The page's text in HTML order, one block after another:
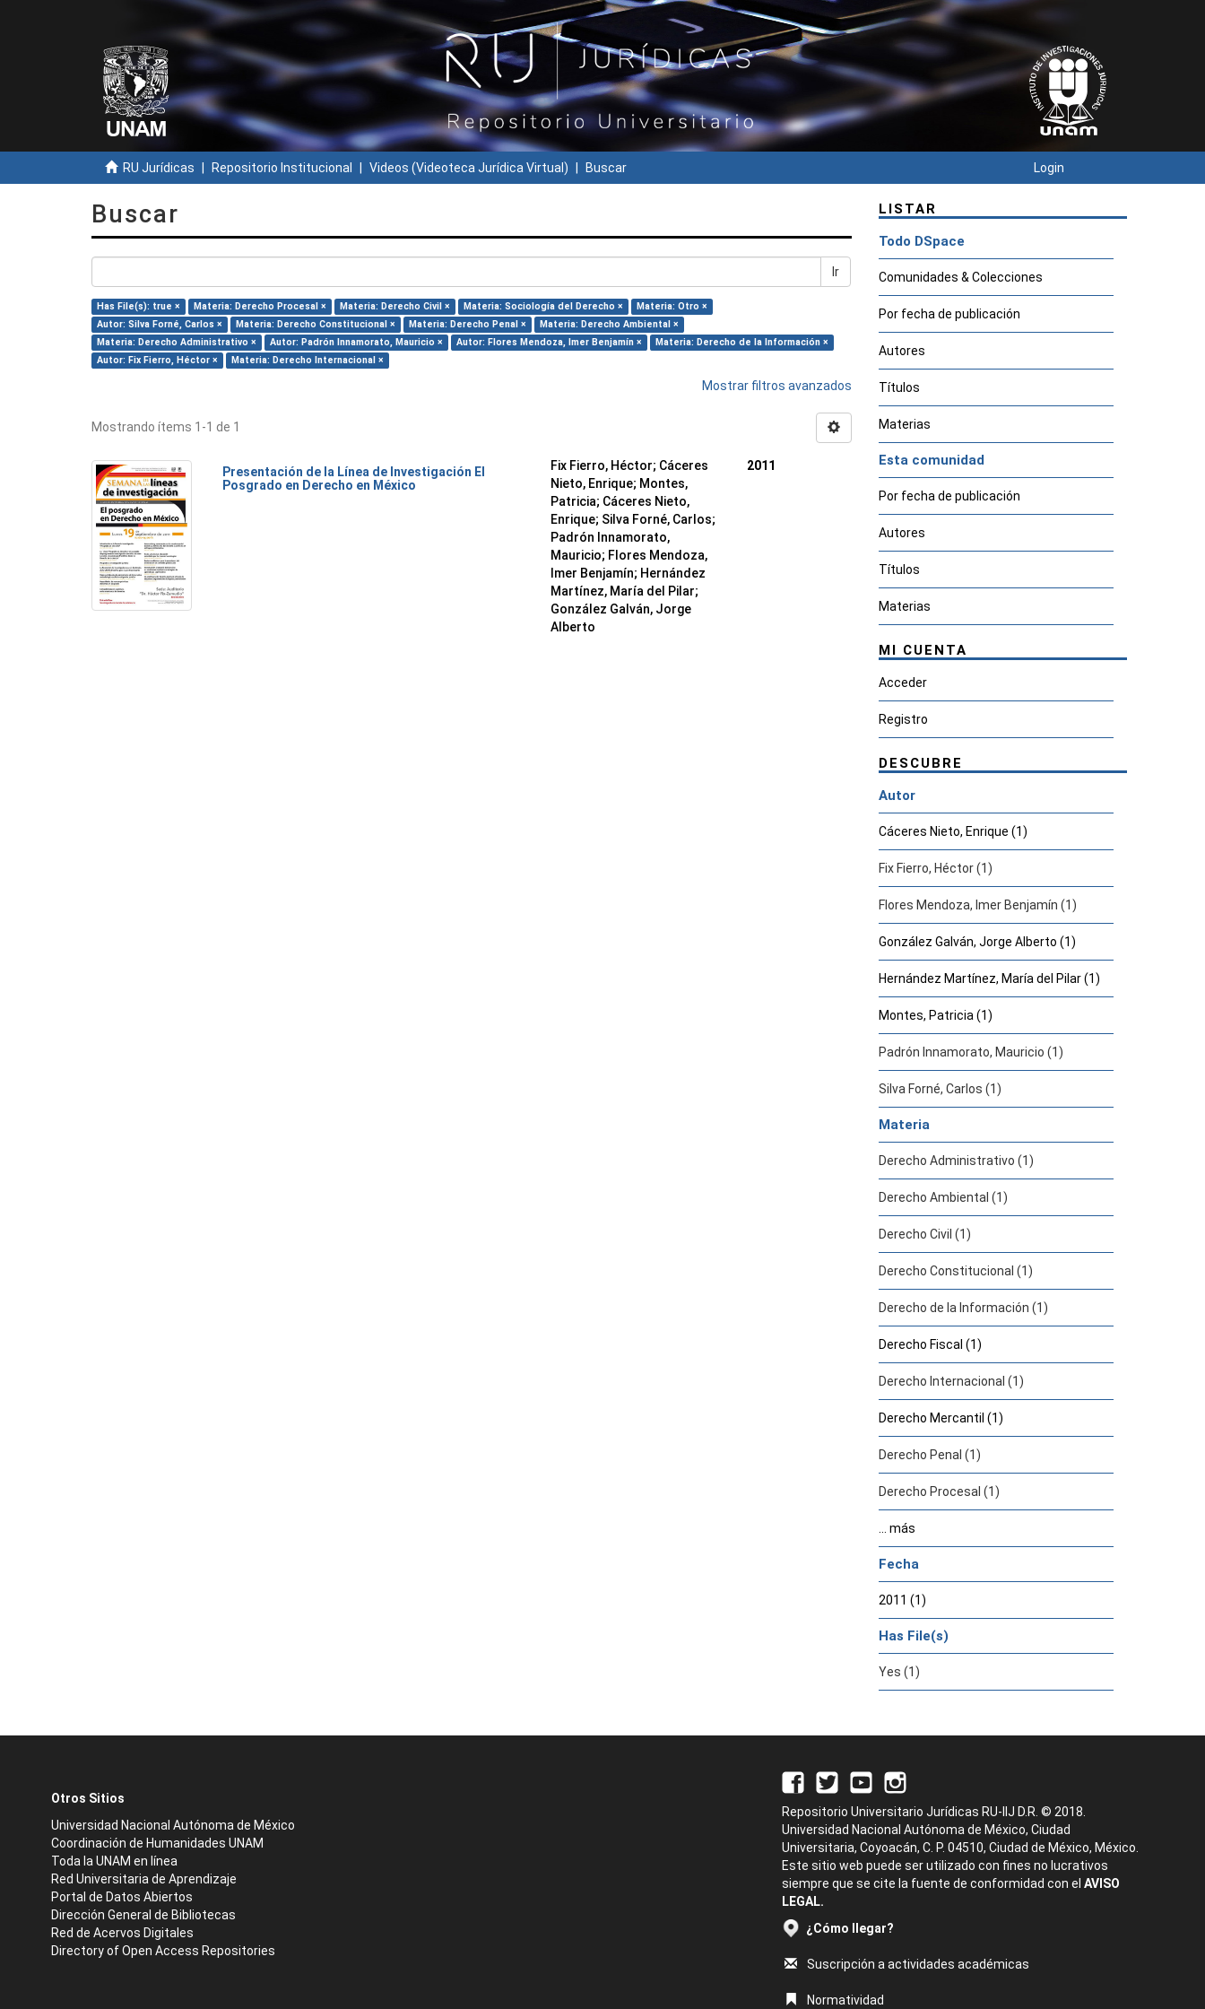
RU Jurídicas Repositorio Institucional Videos (Videoteca Jurídica Virtual) Buscar Login
Buscar
Ir
Has File(s): true × Materia: Derecho Procesal × Materia: Derecho Civil × Materia: Sociología del Derecho ×
Materia: Otro ×
Autor: Silva Forné, Carlos ×
Materia: Derecho Constitucional × Materia: Derecho Penal ×
Materia: Derecho Ambiental ×
Materia: Derecho Administrativo ×
Autor: Padrón Innamorato, Mauricio × Autor: Flores Mendoza, Imer Benjamín ×
Materia: Derecho de la Información ×
Autor: Fix Fierro, Héctor ×
Materia: Derecho Internacional ×
Mostrar filtros avanzados
Mostrando ítems 1-1 de 1
Presentación de la Línea de Investigación El
Posgrado en Derecho en México
Fix Fierro, Héctor; Cáceres
Nieto, Enrique; Montes,
Patricia; Cáceres Nieto,
Enrique; Silva Forné, Carlos;
Padrón Innamorato,
Mauricio; Flores Mendoza,
Imer Benjamín; Hernández
Martínez, María del Pilar;
González Galván, Jorge
Alberto
2011
LISTAR
Todo DSpace
Comunidades & Colecciones
Por fecha de publicación
Autores
Títulos
Materias
Esta comunidad
Por fecha de publicación
Autores
Títulos
Materias
MI CUENTA
Acceder
Registro
DESCUBRE
Autor
Cáceres Nieto, Enrique (1)
Fix Fierro, Héctor (1)
Flores Mendoza, Imer Benjamín (1)
González Galván, Jorge Alberto (1)
Hernández Martínez, María del Pilar (1)
Montes, Patricia (1)
Padrón Innamorato, Mauricio (1)
Silva Forné, Carlos (1)
Materia
Derecho Administrativo (1)
Derecho Ambiental (1)
Derecho Civil (1)
Derecho Constitucional (1)
Derecho de la Información (1)
Derecho Fiscal (1)
Derecho Internacional (1)
Derecho Mercantil (1)
Derecho Penal (1)
Derecho Procesal (1)
... más
Fecha
2011 (1)
Has File(s)
Yes (1)
Otros Sitios
Universidad Nacional Autónoma de México
Coordinación de Humanidades UNAM
Toda la UNAM en línea
Red Universitaria de Aprendizaje
Portal de Datos Abiertos
Dirección General de Bibliotecas
Red de Acervos Digitales
Directory of Open Access Repositories
Repositorio Universitario Jurídicas RU-IIJ D.R. © 2018.
Universidad Nacional Autónoma de México, Ciudad
Universitaria, Coyoacán, C. P. 04510, Ciudad de México, México.
Este sitio web puede ser utilizado con fines no lucrativos
siempre que se cite la fuente de conformidad con el AVISO
LEGAL.
¿Cómo llegar?
Suscripción a actividades académicas
Normatividad